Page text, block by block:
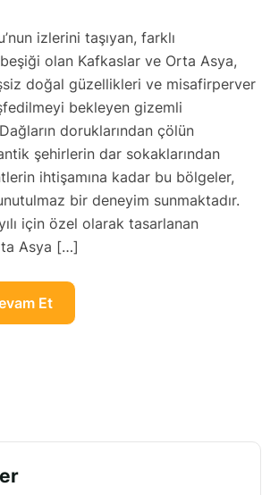
izlerini taşıyan, farklı
olan Kafkaslar ve Orta Asya,
doğal güzellikleri ve misafirperver
bekleyen gizemli
doruklarından çölün
şehirlerin dar sokaklarından
ihtişamına kadar bu bölgeler,
bir deneyim sunmaktadır.
için özel olarak tasarlanan
Asya […]
Et